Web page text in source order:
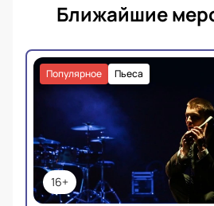
Ближайшие
16+
Пьеса
Популярное